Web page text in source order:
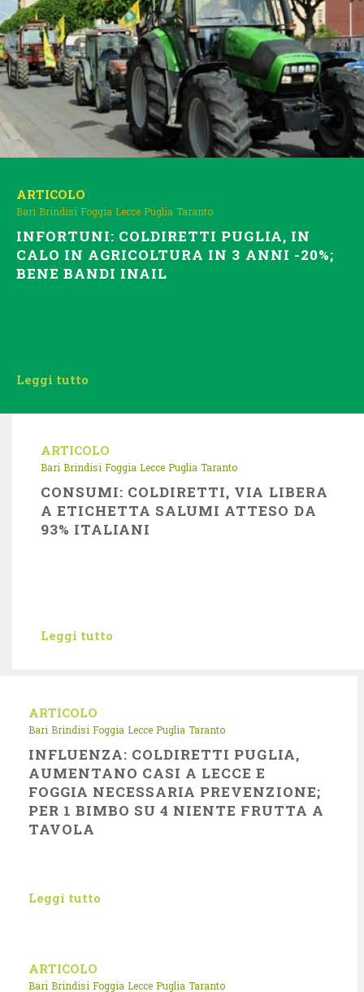
ARTICOLO
Bari Brindisi Foggia Lecce Puglia Taranto
INFORTUNI: COLDIRETTI PUGLIA, IN
CALO IN AGRICOLTURA IN 3 ANNI -20%;
BENE BANDI INAIL
Leggi tutto
ARTICOLO
Bari Brindisi Foggia Lecce Puglia Taranto
CONSUMI: COLDIRETTI, VIA LIBERA
A ETICHETTA SALUMI ATTESO DA
93% ITALIANI
Leggi tutto
ARTICOLO
Bari Brindisi Foggia Lecce Puglia Taranto
INFLUENZA: COLDIRETTI PUGLIA,
AUMENTANO CASI A LECCE E
FOGGIA NECESSARIA PREVENZIONE;
PER 1 BIMBO SU 4 NIENTE FRUTTA A
TAVOLA
Leggi tutto
ARTICOLO
Bari Brindisi Foggia Lecce Puglia Taranto